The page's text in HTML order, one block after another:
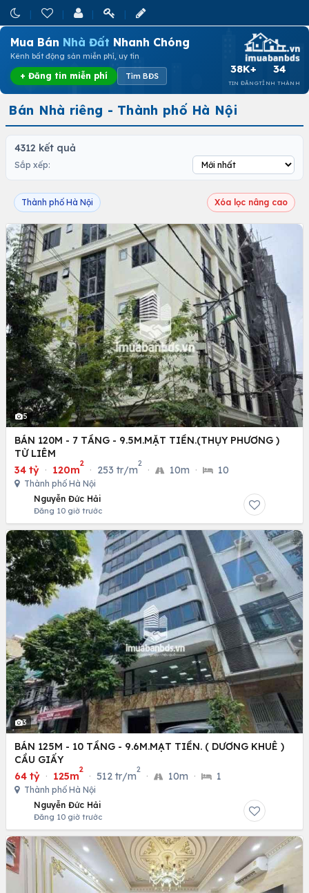
Mua Bán Nhà Đất Nhanh Chóng
Kênh bất động sản miễn phí, uy tín
+ Đăng tin miễn phí Tìm BĐS
38K+
TIN ĐĂNG
34
TỈNH THÀNH
Bán Nhà riêng - Thành phố Hà Nội
4312 kết quả
Sắp xếp:
Thành phố Hà Nội Xóa lọc nâng cao
5
BÁN 120M - 7 TẦNG - 9.5M.MẶT TIỀN.(THỤY PHƯƠNG )
TỪ LIÊM
34 tỷ · 120m
2
· 253 tr/m
2
· 10m · 10
Thành phố Hà Nội
Nguyễn Đức Hải
Đăng 10 giờ trước
3
BÁN 125M - 10 TẦNG - 9.6M.MẠT TIỀN. ( DƯƠNG KHUÊ )
CẦU GIẤY
64 tỷ · 125m
2
· 512 tr/m
2
· 10m · 1
Thành phố Hà Nội
Nguyễn Đức Hải
Đăng 10 giờ trước